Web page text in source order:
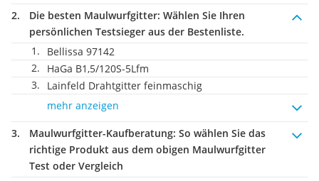
Die besten Maulwurfgitter: Wählen Sie Ihren
persönlichen Testsieger aus der Bestenliste.
Bellissa 97142
HaGa B1,5/120S-5Lfm
Lainfeld Drahtgitter feinmaschig
mehr anzeigen
Maulwurfgitter-Kaufberatung: So wählen Sie das
richtige Produkt aus dem obigen Maulwurfgitter
Test oder Vergleich